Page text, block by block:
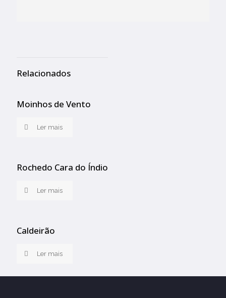
Relacionados
Moinhos de Vento
Ler mais
Rochedo Cara do Índio
Ler mais
Caldeirão
Ler mais